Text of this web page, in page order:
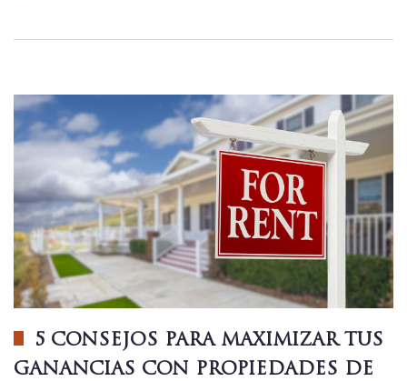
5 CONSEJOS PARA MAXIMIZAR TUS
GANANCIAS CON PROPIEDADES DE